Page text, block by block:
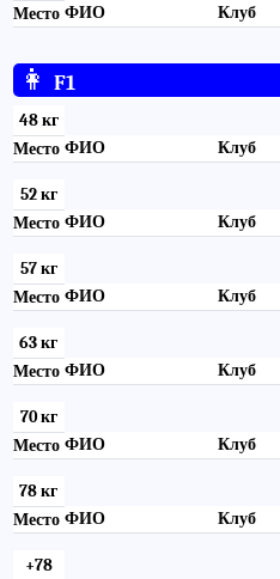
Место ФИО Клуб
👩 F1
48 кг
Место ФИО Клуб
52 кг
Место ФИО Клуб
57 кг
Место ФИО Клуб
63 кг
Место ФИО Клуб
70 кг
Место ФИО Клуб
78 кг
Место ФИО Клуб
+78